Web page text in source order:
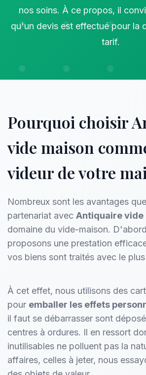
nos soins. À ce propos, il
qu'un devis est effectué pour la
tarif.
Pourquoi choisir
vide maison
videur de votre
Nombreux sont les avantages
partenariat avec Antiquaire vide
domaine du vide-maison.
proposons une prestation
vos biens sont traités avec le
À cet effet, nous utilisons des
pour emballer les effets
il faut se débarrasser sont
centres à ordures. Il en ressort
inutilisables ne polluent pas la
affaires, celles à jeter, nous